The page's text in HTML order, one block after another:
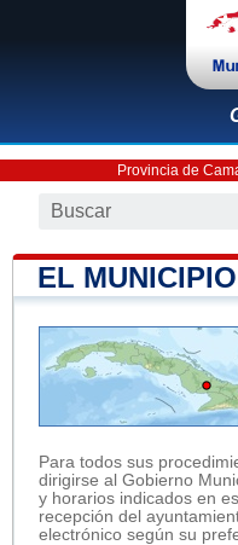
Provincia de
EL
Para todos sus
dirigirse al Gobierno
y horarios indicados en
recepción del
electrónico según su